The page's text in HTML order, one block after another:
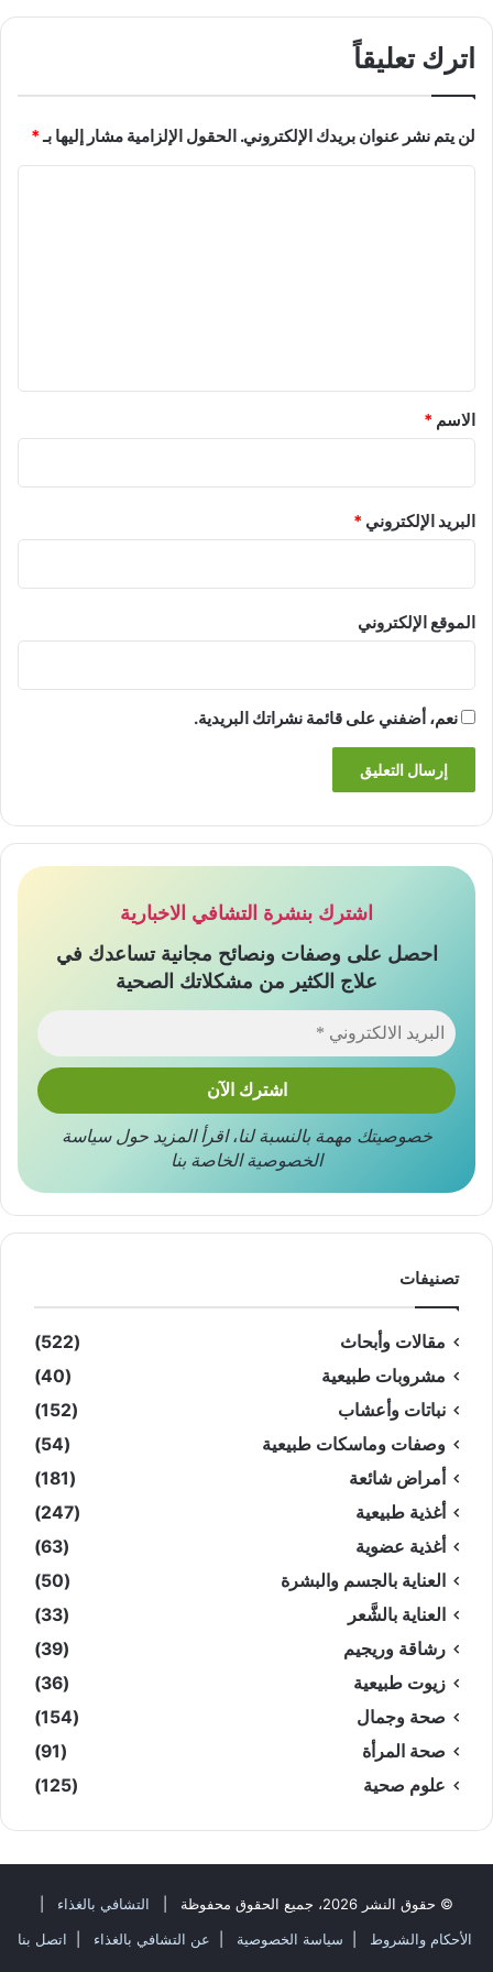
اترك تعليقاً
لن يتم نشر عنوان بريدك الإلكتروني. الحقول الإلزامية مشار إليها بـ*
*
الاسم *
البريد الإلكتروني *
الموقع الإلكتروني
نعم، أضفني على قائمة نشراتك البريدية.
اشترك بنشرة التشافي الاخبارية
احصل على وصفات ونصائح مجانية تساعدك في
علاج الكثير من مشكلاتك الصحية
خصوصيتك مهمة بالنسبة لنا،اقرأ المزيد حولسياسة
الخصوصيةالخاصة بنا
تصنيفات
مقالات وأبحاث
(522)
مشروبات طبيعية
(40)
نباتات وأعشاب
(152)
وصفات وماسكات طبيعية
(54)
أمراض شائعة
(181)
أغذية طبيعية
(247)
أغذية عضوية
(63)
العناية بالجسم والبشرة
(50)
العناية بالشَّعر
(33)
رشاقة وريجيم
(39)
زيوت طبيعية
(36)
صحة وجمال
(154)
صحة المرأة
(91)
علوم صحية
(125)
© حقوق النشر 2026، جميع الحقوق محفوظة | التشافي بالغذاء
الأحكام والشروط
سياسة الخصوصية عن التشافي بالغذاء اتصل بنا